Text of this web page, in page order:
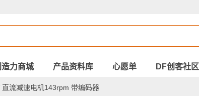
造力商城 产品资料库 心愿单 DF创客社区
直流减速电机143rpm 带编码器